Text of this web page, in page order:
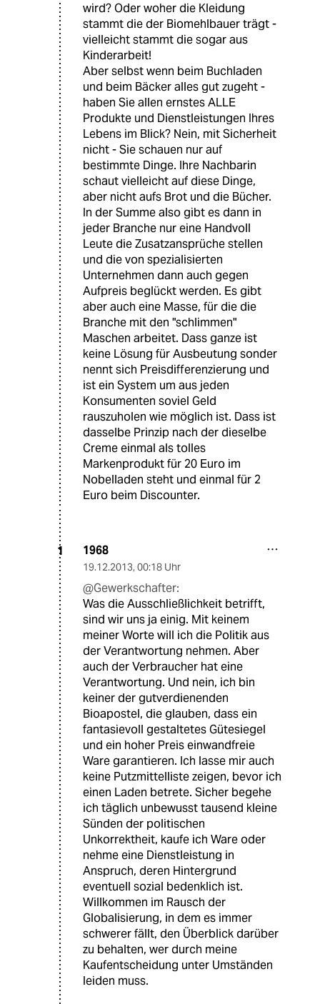
wird? Oder woher die Kleidung
stammt die der Biomehlbauer trägt -
vielleicht stammt die sogar aus
Kinderarbeit!
Aber selbst wenn beim Buchladen
und beim Bäcker alles gut zugeht -
haben Sie allen ernstes ALLE
Produkte und Dienstleistungen Ihres
Lebens im Blick? Nein, mit Sicherheit
nicht - Sie schauen nur auf
bestimmte Dinge. Ihre Nachbarin
schaut vielleicht auf diese Dinge,
aber nicht aufs Brot und die Bücher.
In der Summe also gibt es dann in
jeder Branche nur eine Handvoll
Leute die Zusatzansprüche stellen
und die von spezialisierten
Unternehmen dann auch gegen
Aufpreis beglückt werden. Es gibt
aber auch eine Masse, für die die
Branche mit den "schlimmen"
Maschen arbeitet. Dass ganze ist
keine Lösung für Ausbeutung sonder
nennt sich Preisdifferenzierung und
ist ein System um aus jeden
Konsumenten soviel Geld
rauszuholen wie möglich ist. Dass ist
dasselbe Prinzip nach der dieselbe
Creme einmal als tolles
Markenprodukt für 20 Euro im
Nobelladen steht und einmal für 2
Euro beim Discounter.
1 1968
19.12.2013, 00:18 Uhr
@Gewerkschafter:
Was die Ausschließlichkeit betrifft,
sind wir uns ja einig. Mit keinem
meiner Worte will ich die Politik aus
der Verantwortung nehmen. Aber
auch der Verbraucher hat eine
Verantwortung. Und nein, ich bin
keiner der gutverdienenden
Bioapostel, die glauben, dass ein
fantasievoll gestaltetes Gütesiegel
und ein hoher Preis einwandfreie
Ware garantieren. Ich lasse mir auch
keine Putzmittelliste zeigen, bevor ich
einen Laden betrete. Sicher begehe
ich täglich unbewusst tausend kleine
Sünden der politischen
Unkorrektheit, kaufe ich Ware oder
nehme eine Dienstleistung in
Anspruch, deren Hintergrund
eventuell sozial bedenklich ist.
Willkommen im Rausch der
Globalisierung, in dem es immer
schwerer fällt, den Überblick darüber
zu behalten, wer durch meine
Kaufentscheidung unter Umständen
leiden muss.